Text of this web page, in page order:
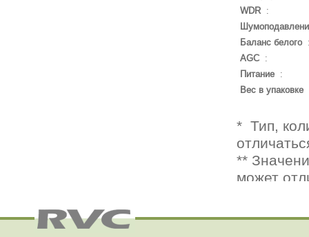
WDR:
Баланс белого
AGC:
Питание :
Вес в упаковке